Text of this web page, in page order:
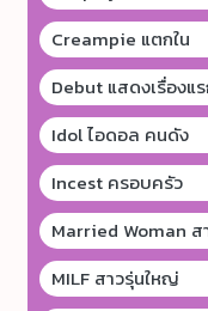
Creampie แตกใน
Debut แสดงเรื่องแ
Idol ไอดอล คนดัง
Incest ครอบครัว
Married Woman ส
MILF สาวรุ่นใหญ่